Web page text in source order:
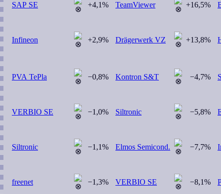
SAP SE +4,1%
Infineon +2,9%
PVA TePla −0,8%
VERBIO SE −1,0%
Siltronic −1,1%
freenet −1,3%
TeamViewer +16,5%
Drägerwerk VZ +13,8%
Kontron S&T −4,7%
Siltronic −5,8%
Elmos Semicond. −7,7%
VERBIO SE −8,1%